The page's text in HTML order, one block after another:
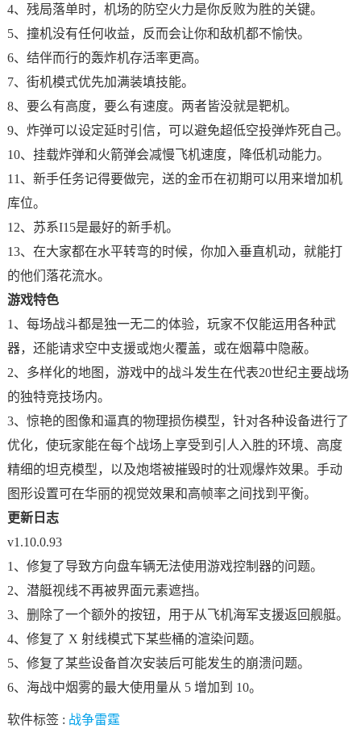
4、残局落单时，机场的防空火力是你反败为胜的关键。
5、撞机没有任何收益，反而会让你和敌机都不愉快。
6、结伴而行的轰炸机存活率更高。
7、街机模式优先加满装填技能。
8、要么有高度，要么有速度。两者皆没就是靶机。
9、炸弹可以设定延时引信，可以避免超低空投弹炸死自己。
10、挂载炸弹和火箭弹会减慢飞机速度，降低机动能力。
11、新手任务记得要做完，送的金币在初期可以用来增加机
库位。
12、苏系I15是最好的新手机。
13、在大家都在水平转弯的时候，你加入垂直机动，就能打
的他们落花流水。
游戏特色
1、每场战斗都是独一无二的体验，玩家不仅能运用各种武
器，还能请求空中支援或炮火覆盖，或在烟幕中隐蔽。
2、多样化的地图，游戏中的战斗发生在代表20世纪主要战场
的独特竞技场内。
3、惊艳的图像和逼真的物理损伤模型，针对各种设备进行了
优化，使玩家能在每个战场上享受到引人入胜的环境、高度
精细的坦克模型，以及炮塔被摧毁时的壮观爆炸效果。手动
图形设置可在华丽的视觉效果和高帧率之间找到平衡。
更新日志
v1.10.0.93
1、修复了导致方向盘车辆无法使用游戏控制器的问题。
2、潜艇视线不再被界面元素遮挡。
3、删除了一个额外的按钮，用于从飞机海军支援返回舰艇。
4、修复了 X 射线模式下某些桶的渲染问题。
5、修复了某些设备首次安装后可能发生的崩溃问题。
6、海战中烟雾的最大使用量从 5 增加到 10。
软件标签 : 战争雷霆